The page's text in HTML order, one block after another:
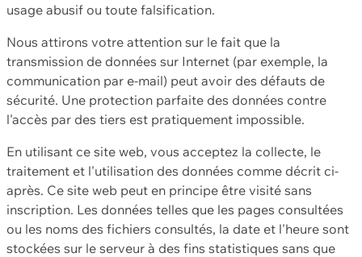
usage abusif ou toute falsification.
Nous attirons votre attention sur le fait que la
transmission de données sur Internet (par exemple, la
communication par e-mail) peut avoir des défauts de
sécurité. Une protection parfaite des données contre
l'accès par des tiers est pratiquement impossible.
En utilisant ce site web, vous acceptez la collecte, le
traitement et l'utilisation des données comme décrit ci-
après. Ce site web peut en principe être visité sans
inscription. Les données telles que les pages consultées
ou les noms des fichiers consultés, la date et l'heure sont
stockées sur le serveur à des fins statistiques sans que